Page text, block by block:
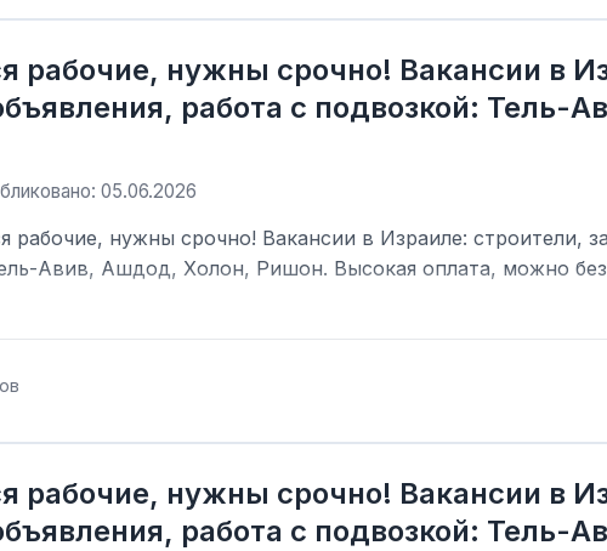
рабочие, нужны срочно! Вакансии в
работа с подвозкой: Тель-
05.06.2026
рабочие, нужны срочно! Вакансии в Израиле: строители,
Авив, Ашдод, Холон, Ришон. Высокая оплата, можно
рабочие, нужны срочно! Вакансии в
работа с подвозкой: Тель-